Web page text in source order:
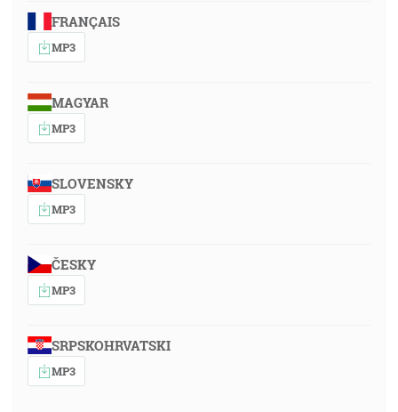
FRANÇAIS
MP3
MAGYAR
MP3
SLOVENSKY
MP3
ČESKY
MP3
SRPSKOHRVATSKI
MP3